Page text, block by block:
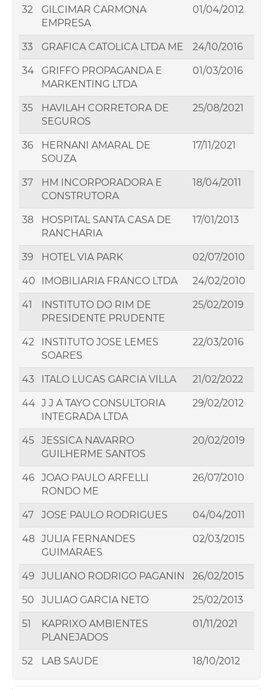
32
GILCIMAR CARMONA
EMPRESA
01/04/2012
33 GRAFICA CATOLICA LTDA ME 24/10/2016
34
GRIFFO PROPAGANDA E
MARKENTING LTDA
01/03/2016
35
HAVILAH CORRETORA DE
SEGUROS
25/08/2021
36
HERNANI AMARAL DE
SOUZA
17/11/2021
37
HM INCORPORADORA E
CONSTRUTORA
18/04/2011
38
HOSPITAL SANTA CASA DE
RANCHARIA
17/01/2013
39 HOTEL VIA PARK 02/07/2010
40 IMOBILIARIA FRANCO LTDA 24/02/2010
41
INSTITUTO DO RIM DE
PRESIDENTE PRUDENTE
25/02/2019
42
INSTITUTO JOSE LEMES
SOARES
22/03/2016
43 ITALO LUCAS GARCIA VILLA 21/02/2022
44 J J A TAYO CONSULTORIA
INTEGRADA LTDA
29/02/2012
45
JESSICA NAVARRO
GUILHERME SANTOS
20/02/2019
46 JOAO PAULO ARFELLI
RONDO ME
26/07/2010
47 JOSE PAULO RODRIGUES 04/04/2011
48 JULIA FERNANDES
GUIMARAES
02/03/2015
49 JULIANO RODRIGO PAGANIN 26/02/2015
50 JULIAO GARCIA NETO 25/02/2013
51
KAPRIXO AMBIENTES
PLANEJADOS
01/11/2021
52 LAB SAUDE 18/10/2012